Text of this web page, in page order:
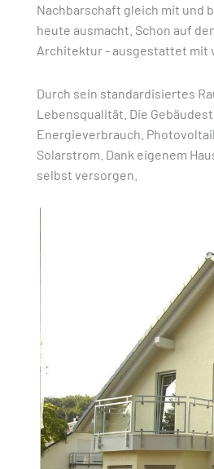
Nachbarschaft gleich mit und
heute ausmacht. Schon auf
Architektur - ausgestattet mit
Durch sein standardisiertes
Lebensqualität. Die
Energieverbrauch.
Solarstrom. Dank eigenem
selbst versorgen.